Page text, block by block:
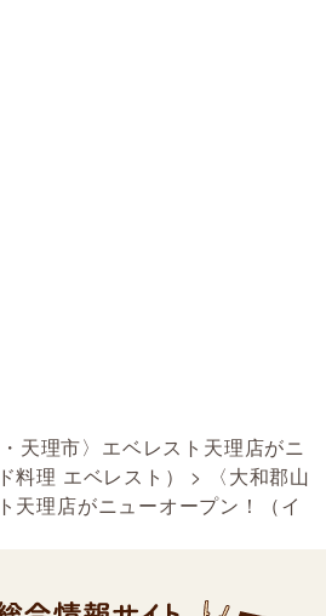
・天理市〉エベレスト天理店がニ
料理 エベレスト）
>
〈大和郡山
天理店がニューオープン！（イ